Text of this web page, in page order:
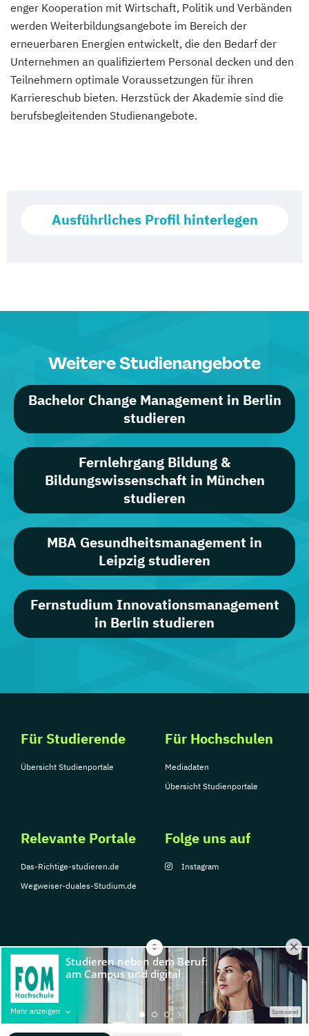
Mehr anzeigen Sponsored
enger Kooperation mit Wirtschaft, Politik und Verbänden
werden Weiterbildungsangebote im Bereich der
erneuerbaren Energien entwickelt, die den Bedarf der
Unternehmen an qualifiziertem Personal decken und den
Teilnehmern optimale Voraussetzungen für ihren
Karriereschub bieten. Herzstück der Akademie sind die
berufsbegleitenden Studienangebote.
Ausführliches Profil hinterlegen
Weitere Studienangebote
Bachelor Change Management in Berlin
studieren
Fernlehrgang Bildung &
Bildungswissenschaft in München
studieren
MBA Gesundheitsmanagement in
Leipzig studieren
Fernstudium Innovationsmanagement
in Berlin studieren
Für Studierende
Übersicht Studienportale
Für Hochschulen
Mediadaten
Übersicht Studienportale
Relevante Portale
Das-Richtige-studieren.de
Wegweiser-duales-Studium.de
Folge uns auf
Instagram
© Copyright 2026, TarGroup Media GmbH
Impressum
uns
Datenschutzerklärung Nutzungsbedingungen